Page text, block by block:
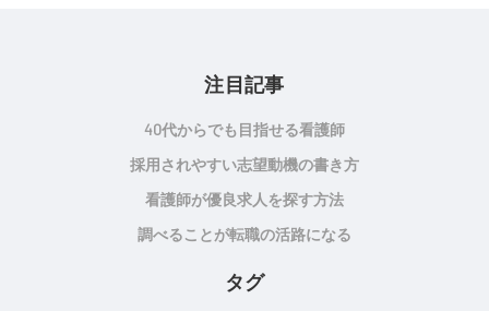
注目記事
40代からでも目指せる看護師
採用されやすい志望動機の書き方
看護師が優良求人を探す方法
調べることが転職の活路になる
タグ